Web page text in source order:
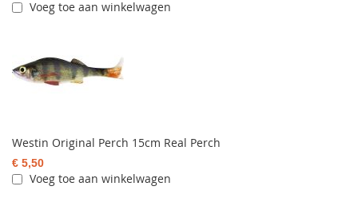
Voeg toe aan winkelwagen
Westin Original Perch 15cm Real Perch
€ 5,50
Voeg toe aan winkelwagen